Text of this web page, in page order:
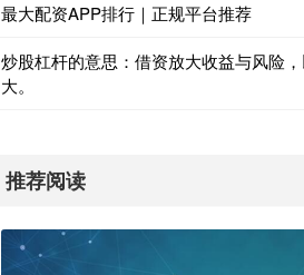
最大配资APP排行｜正规平台推荐
炒股杠杆的意思：借资放大收益与风险
大。
推荐阅读